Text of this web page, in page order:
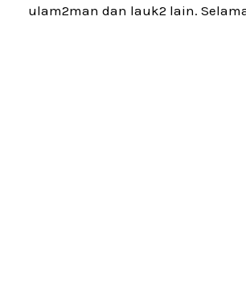
ulam2man dan lauk2 lain.